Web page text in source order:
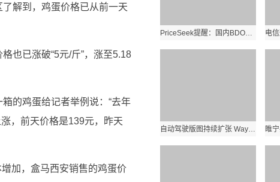
解到，鸡蛋价格已从前一天
也已涨破“5元/斤”，涨至5.18
的鸡蛋给记者举例说：“去年
，前天价格是139元，昨天
加，盒马西安销售的鸡蛋价
PriceSeek提醒：国内BDO装置检修影响价格分析 观热点
自动驾驶版图持续扩张 Waymo以2.2亿美元收购苹果(AAPL.US)汽车测试场